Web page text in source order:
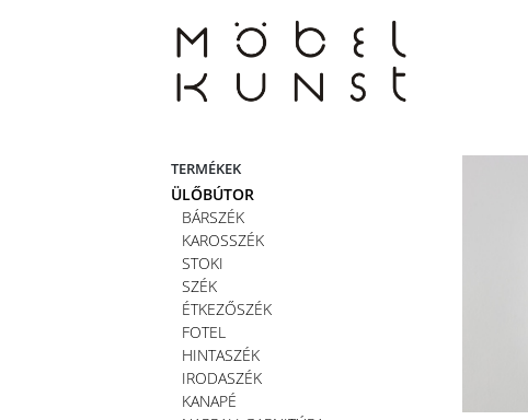
TERMÉKEK
ÜLŐBÚTOR
BÁRSZÉK
KAROSSZÉK
STOKI
SZÉK
ÉTKEZŐSZÉK
FOTEL
HINTASZÉK
IRODASZÉK
KANAPÉ